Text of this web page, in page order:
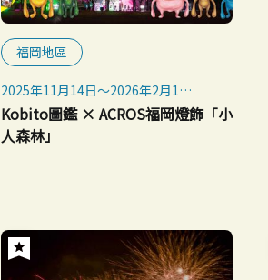
福岡地區
2025年11月14日～2026年2月1日
無論天氣晴雨，暴風雨天氣取消。
Kobito圖鑑 × ACROS福岡燈飾「小
人森林」